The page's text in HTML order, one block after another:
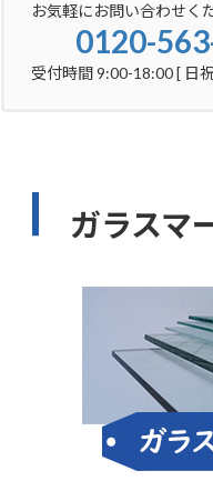
お気軽にお問い合わせく
0120-
受付時間 9:00-18:00 [ 日
ガラスマ